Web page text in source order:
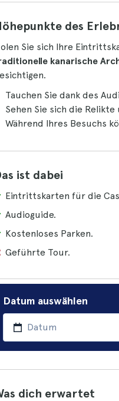
des
Sie sich Ihre
kanarische
Tauchen Sie dank des
Sehen Sie sich die
Während Ihres Besuchs
ist dabei
Eintrittskarten für die
Audioguide.
Kostenloses Parken.
Geführte Tour.
Datum auswählen
dich erwartet